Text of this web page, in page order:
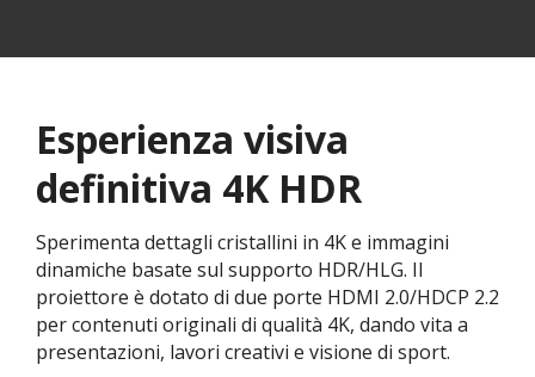
Esperienza visiva
definitiva 4K HDR
Sperimenta dettagli cristallini in 4K e immagini
dinamiche basate sul supporto HDR/HLG. Il
proiettore è dotato di due porte HDMI 2.0/HDCP 2.2
per contenuti originali di qualità 4K, dando vita a
presentazioni, lavori creativi e visione di sport.